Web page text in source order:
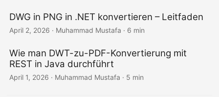
DWG in PNG in .NET konvertieren – Leitfaden
April 2, 2026 · Muhammad Mustafa · 6 min
Wie man DWT-zu-PDF-Konvertierung mit
REST in Java durchführt
April 1, 2026 · Muhammad Mustafa · 5 min